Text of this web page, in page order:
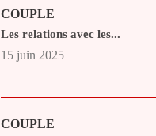
COUPLE
Les relations avec les...
15 juin 2025
COUPLE